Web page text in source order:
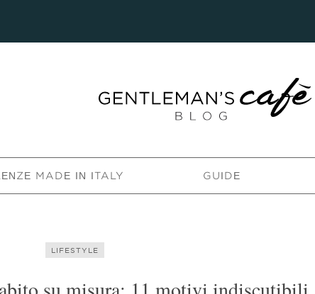
MADE IN ITALY GUIDE
LIFESTYLE